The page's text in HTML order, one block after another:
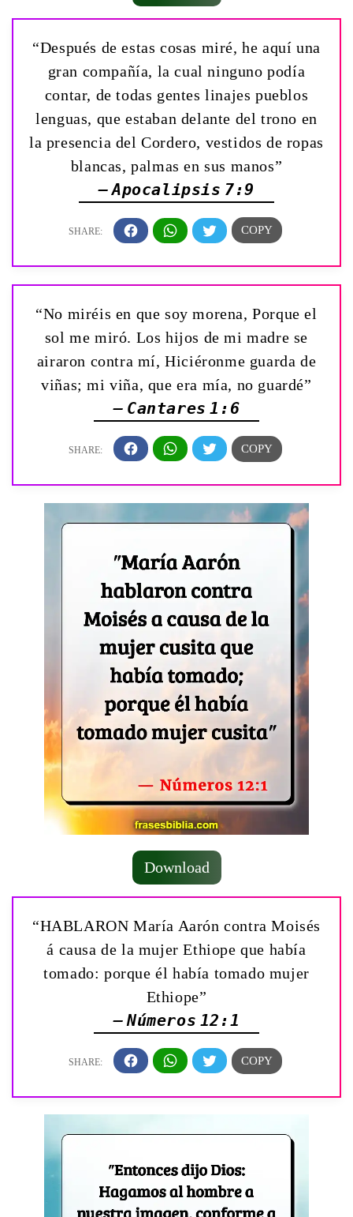
“Después de estas cosas miré, he aquí una
gran compañía, la cual ninguno podía
contar, de todas gentes linajes pueblos
lenguas, que estaban delante del trono en
la presencia del Cordero, vestidos de ropas
blancas, palmas en sus manos”
— Apocalipsis 7:9
“No miréis en que soy morena, Porque el
sol me miró. Los hijos de mi madre se
airaron contra mí, Hiciéronme guarda de
viñas; mi viña, que era mía, no guardé”
— Cantares 1:6
Download
“HABLARON María Aarón contra Moisés
á causa de la mujer Ethiope que había
tomado: porque él había tomado mujer
Ethiope”
— Números 12:1